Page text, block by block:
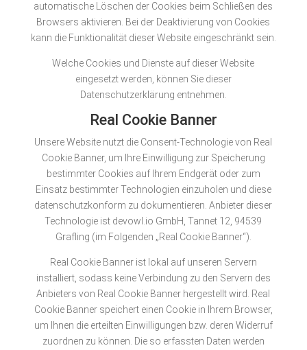
automatische Löschen der Cookies beim Schließen des
Browsers aktivieren. Bei der Deaktivierung von Cookies
kann die Funktionalität dieser Website eingeschränkt sein.
Welche Cookies und Dienste auf dieser Website
eingesetzt werden, können Sie dieser
Datenschutzerklärung entnehmen.
Real Cookie Banner
Unsere Website nutzt die Consent-Technologie von Real
Cookie Banner, um Ihre Einwilligung zur Speicherung
bestimmter Cookies auf Ihrem Endgerät oder zum
Einsatz bestimmter Technologien einzuholen und diese
datenschutzkonform zu dokumentieren. Anbieter dieser
Technologie ist devowl.io GmbH, Tannet 12, 94539
Grafling (im Folgenden „Real Cookie Banner“).
Real Cookie Banner ist lokal auf unseren Servern
installiert, sodass keine Verbindung zu den Servern des
Anbieters von Real Cookie Banner hergestellt wird. Real
Cookie Banner speichert einen Cookie in Ihrem Browser,
um Ihnen die erteilten Einwilligungen bzw. deren Widerruf
zuordnen zu können. Die so erfassten Daten werden